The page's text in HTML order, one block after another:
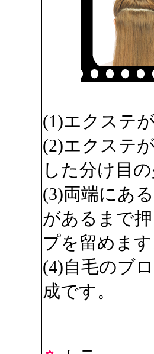
(1)エクステ
(2)エクステ
した分け目
(3)両端にあ
があるまで
プを留めま
(4)自毛のブ
成です。